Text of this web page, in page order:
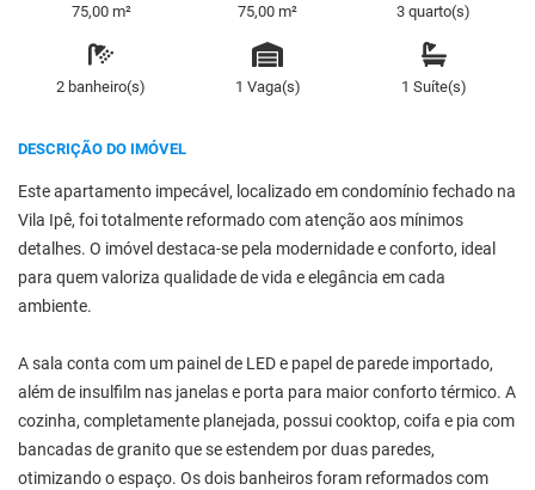
75,00 m² 75,00 m² 3 quarto(s)
2 banheiro(s) 1 Vaga(s) 1 Suíte(s)
DESCRIÇÃO DO IMÓVEL
Este apartamento impecável, localizado em condomínio fechado na
Vila Ipê, foi totalmente reformado com atenção aos mínimos
detalhes. O imóvel destaca-se pela modernidade e conforto, ideal
para quem valoriza qualidade de vida e elegância em cada
ambiente.
A sala conta com um painel de LED e papel de parede importado,
além de insulfilm nas janelas e porta para maior conforto térmico. A
cozinha, completamente planejada, possui cooktop, coifa e pia com
bancadas de granito que se estendem por duas paredes,
otimizando o espaço. Os dois banheiros foram reformados com